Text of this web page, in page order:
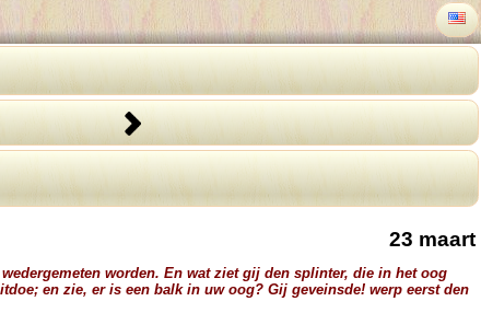
23 maart
worden. En wat ziet gij den splinter, die in het oog
en zie, er is een balk in uw oog? Gij geveinsde! werp eerst den